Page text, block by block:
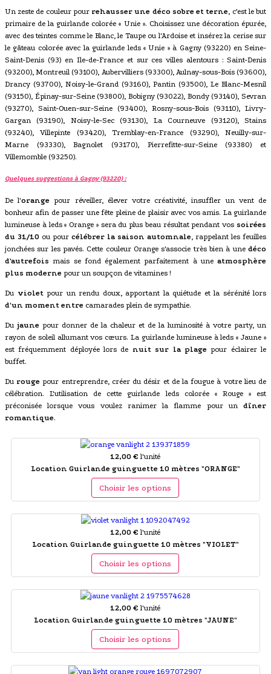
Un zeste de couleur pour rehausser une déco sobre et terne, c'est le but
primaire de la guirlande colorée « Unie ». Choisissez une décoration épurée,
avec des teintes comme le Blanc, le Taupe ou l'Ardoise et insérez la cerise sur
le gâteau colorée avec la guirlande leds « Unie » à Gagny (93220) en Seine-
Saint-Denis (93) en Ile-de-France et sur ces villes alentours : Saint-Denis
(93200), Montreuil (93100), Aubervilliers (93300), Aulnay-sous-Bois (93600),
Drancy (93700), Noisy-le-Grand (93160), Pantin (93500), Le Blanc-Mesnil
(93150), Épinay-sur-Seine (93800), Bobigny (93022), Bondy (93140), Sevran
(93270), Saint-Ouen-sur-Seine (93400), Rosny-sous-Bois (93110), Livry-
Gargan (93190), Noisy-le-Sec (93130), La Courneuve (93120), Stains
(93240), Villepinte (93420), Tremblay-en-France (93290), Neuilly-sur-
Marne (93330), Bagnolet (93170), Pierrefitte-sur-Seine (93380) et
Villemomble (93250).
Quelques suggestions à Gagny (93220) :
De l'orange pour réveiller, élever votre créativité, insuffler un vent de
bonheur afin de passer une fête pleine de plaisir avec vos amis. La guirlande
lumineuse à leds « Orange » sera du plus beau résultat pendant vos soirées
du 31/10 ou pour célébrer la saison automnale, rappelant les feuilles
jonchées sur les pavés. Cette couleur Orange s'associe très bien à une déco
d'autrefois mais se fond également parfaitement à une atmosphère
plus moderne pour un soupçon de vitamines !
Du violetpour un rendu doux, apportant la quiétude et la sérénité lors
d'un moment entre camarades plein de sympathie.
Du jaune pour donner de la chaleur et de la luminosité à votre party, un
rayon de soleil allumant vos cœurs. La guirlande lumineuse à leds « Jaune »
est fréquemment déployée lors de nuit sur la plagepour éclairer le
buffet.
Du rouge pour entreprendre, créer du désir et de la fougue à votre lieu de
célébration. L'utilisation de cette guirlande leds colorée « Rouge » est
préconisée lorsque vous voulez ranimer la flamme pour un dîner
romantique.
12,00 € l'unité
Location Guirlande guinguette 10 mètres "ORANGE"
Choisir les options
12,00 € l'unité
Location Guirlande guinguette 10 mètres "VIOLET"
Choisir les options
12,00 € l'unité
Location Guirlande guinguette 10 mètres "JAUNE"
Choisir les options